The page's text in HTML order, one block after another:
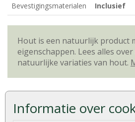
Informatie over
Bevestigingsmaterialen
Inclusief
Hout is een natuurlijk product
eigenschappen. Lees alles
natuurlijke variaties van hout.
Beoordelingen